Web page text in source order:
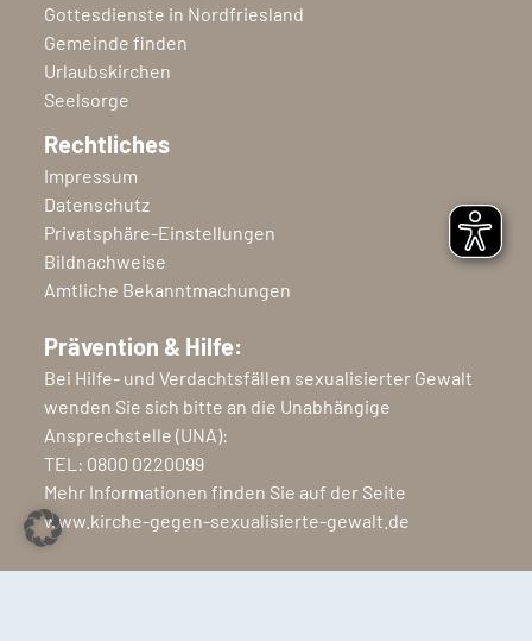
Gottesdienste in Nordfriesland
Gemeinde finden
Urlaubskirchen
Seelsorge
Rechtliches
Impressum
Datenschutz
Privatsphäre-Einstellungen
Bildnachweise
Amtliche Bekanntmachungen
Prävention & Hilfe:
Bei Hilfe- und Verdachtsfällen sexualisierter Gewalt
wenden Sie sich bitte an die Unabhängige
Ansprechstelle (UNA):
TEL: 0800 0220099
Mehr Informationen finden Sie auf der Seite
www.kirche-gegen-sexualisierte-gewalt.de